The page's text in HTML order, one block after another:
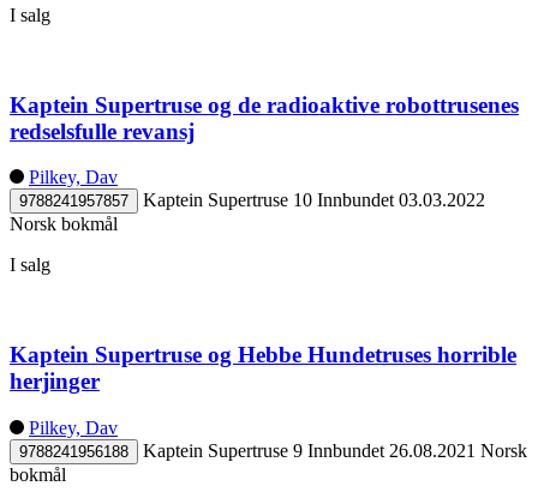
I salg
Kaptein Supertruse og de radioaktive robottrusenes
redselsfulle revansj
Pilkey, Dav
9788241957857 Kaptein Supertruse 10 Innbundet 03.03.2022
Norsk bokmål
I salg
Kaptein Supertruse og Hebbe Hundetruses horrible
herjinger
Pilkey, Dav
9788241956188 Kaptein Supertruse 9 Innbundet 26.08.2021 Norsk
bokmål